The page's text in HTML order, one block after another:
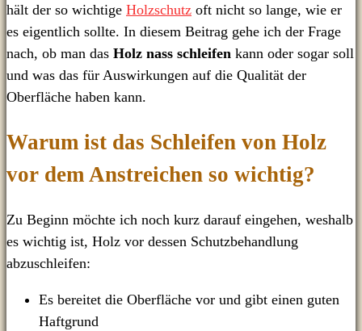
hält der so wichtige Holzschutz oft nicht so lange, wie er
es eigentlich sollte. In diesem Beitrag gehe ich der Frage
nach, ob man das Holz nass schleifen kann oder sogar soll
und was das für Auswirkungen auf die Qualität der
Oberfläche haben kann.
Warum ist das Schleifen von Holz
vor dem Anstreichen so wichtig?
Zu Beginn möchte ich noch kurz darauf eingehen, weshalb
es wichtig ist, Holz vor dessen Schutzbehandlung
abzuschleifen:
Es bereitet die Oberfläche vor und gibt einen guten
Haftgrund